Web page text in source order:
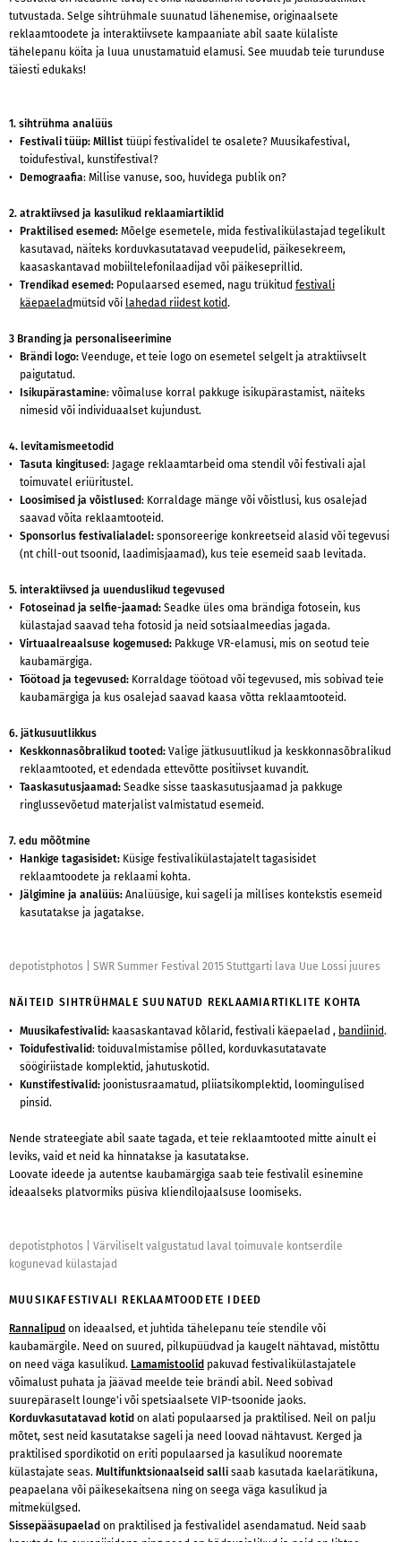
tutvustada. Selge sihtrühmale suunatud lähenemise, originaalsete
reklaamtoodete ja interaktiivsete kampaaniate abil saate külaliste
tähelepanu köita ja luua unustamatuid elamusi. See muudab teie turunduse
täiesti edukaks!
1. sihtrühma analüüs
Festivali tüüp: Millist tüüpi festivalidel te osalete? Muusikafestival,
toidufestival, kunstifestival?
Demograafia: Millise vanuse, soo, huvidega publik on?
2. atraktiivsed ja kasulikud reklaamiartiklid
Praktilised esemed: Mõelge esemetele, mida festivalikülastajad tegelikult
kasutavad, näiteks korduvkasutatavad veepudelid, päikesekreem,
kaasaskantavad mobiiltelefonilaadijad või päikeseprillid.
Trendikad esemed: Populaarsed esemed, nagu trükitud festivali
käepaelad mütsid või lahedad riidest kotid.
3 Branding ja personaliseerimine
Brändi logo: Veenduge, et teie logo on esemetel selgelt ja atraktiivselt
paigutatud.
Isikupärastamine: võimaluse korral pakkuge isikupärastamist, näiteks
nimesid või individuaalset kujundust.
4. levitamismeetodid
Tasuta kingitused: Jagage reklaamtarbeid oma stendil või festivali ajal
toimuvatel eriüritustel.
Loosimised ja võistlused: Korraldage mänge või võistlusi, kus osalejad
saavad võita reklaamtooteid.
Sponsorlus festivalialadel: sponsoreerige konkreetseid alasid või tegevusi
(nt chill-out tsoonid, laadimisjaamad), kus teie esemeid saab levitada.
5. interaktiivsed ja uuenduslikud tegevused
Fotoseinad ja selfie-jaamad: Seadke üles oma brändiga fotosein, kus
külastajad saavad teha fotosid ja neid sotsiaalmeedias jagada.
Virtuaalreaalsuse kogemused: Pakkuge VR-elamusi, mis on seotud teie
kaubamärgiga.
Töötoad ja tegevused: Korraldage töötoad või tegevused, mis sobivad teie
kaubamärgiga ja kus osalejad saavad kaasa võtta reklaamtooteid.
6. jätkusuutlikkus
Keskkonnasõbralikud tooted: Valige jätkusuutlikud ja keskkonnasõbralikud
reklaamtooted, et edendada ettevõtte positiivset kuvandit.
Taaskasutusjaamad: Seadke sisse taaskasutusjaamad ja pakkuge
ringlussevõetud materjalist valmistatud esemeid.
7. edu mõõtmine
Hankige tagasisidet: Küsige festivalikülastajatelt tagasisidet
reklaamtoodete ja reklaami kohta.
Jälgimine ja analüüs: Analüüsige, kui sageli ja millises kontekstis esemeid
kasutatakse ja jagatakse.
depotistphotos SWR Summer Festival 2015 Stuttgarti lava Uue Lossi juures
NÄITEID SIHTRÜHMALE SUUNATUD REKLAAMIARTIKLITE KOHTA
Muusikafestivalid: kaasaskantavad kõlarid, festivali käepaelad , bandiinid.
Toidufestivalid: toiduvalmistamise põlled, korduvkasutatavate
söögiriistade komplektid, jahutuskotid.
Kunstifestivalid: joonistusraamatud, pliiatsikomplektid, loomingulised
pinsid.
Nende strateegiate abil saate tagada, et teie reklaamtooted mitte ainult ei
leviks, vaid et neid ka hinnatakse ja kasutatakse.
Loovate ideede ja autentse kaubamärgiga saab teie festivalil esinemine
ideaalseks platvormiks püsiva kliendilojaalsuse loomiseks.
depotistphotos
Värviliselt valgustatud laval toimuvale kontserdile
kogunevad külastajad
MUUSIKAFESTIVALI REKLAAMTOODETE IDEED
Rannalipud on ideaalsed, et juhtida tähelepanu teie stendile või
kaubamärgile. Need on suured, pilkupüüdvad ja kaugelt nähtavad, mistõttu
on need väga kasulikud. Lamamistoolid pakuvad festivalikülastajatele
võimalust puhata ja jäävad meelde teie brändi abil. Need sobivad
suurepäraselt lounge'i või spetsiaalsete VIP-tsoonide jaoks.
Korduvkasutatavad kotid on alati populaarsed ja praktilised. Neil on palju
mõtet, sest neid kasutatakse sageli ja need loovad nähtavust. Kerged ja
praktilised spordikotid on eriti populaarsed ja kasulikud nooremate
külastajate seas. Multifunktsionaalseid salli saab kasutada kaelarätikuna,
peapaelana või päikesekaitsena ning on seega väga kasulikud ja
mitmekülgsed.
Sissepääsupaelad on praktilised ja festivalidel asendamatud. Neid saab